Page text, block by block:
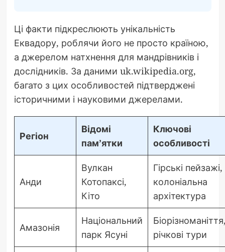
Ці факти підкреслюють унікальність
Еквадору, роблячи його не просто країною,
а джерелом натхнення для мандрівників і
дослідників. За даними uk.wikipedia.org,
багато з цих особливостей підтверджені
історичними і науковими джерелами.
Регіон
Відомі
пам’ятки
Ключові
особливості
Анди
Вулкан
Котопаксі,
Кіто
Гірські пейзажі,
колоніальна
архітектура
Амазонія
Національний
парк Ясуні
річкові тури